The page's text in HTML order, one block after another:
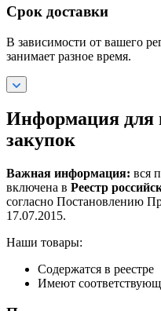
Срок доставки
В зависимости от вашего
занимает разное время.
Информация для
закупок
Важная информация: вся
включена в Реестр
согласно Постановлению
17.07.2015.
Наши товары:
Содержатся в реестре
Имеют